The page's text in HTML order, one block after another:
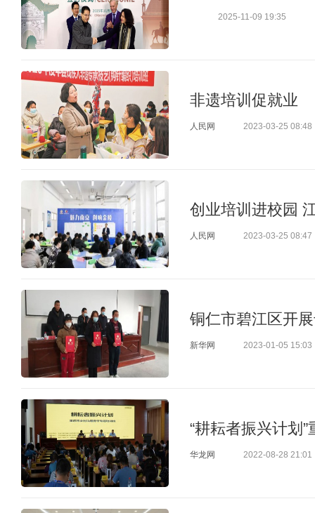
2025-11-09 19:35
非遗培训促就业
人民网 2023-03-25 08:48
创业培训进校园
人民网 2023-03-25 08:47
铜仁市碧江区开
新华网 2023-01-05 15:03
“耕耘者振兴计划
华龙网 2022-08-28 21:01